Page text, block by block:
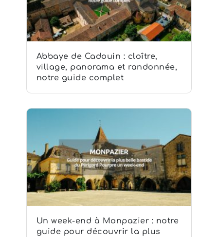
Abbaye de Cadouin : cloître,
village, panorama et randonnée,
notre guide complet
Un week-end à Monpazier : notre
guide pour découvrir la plus